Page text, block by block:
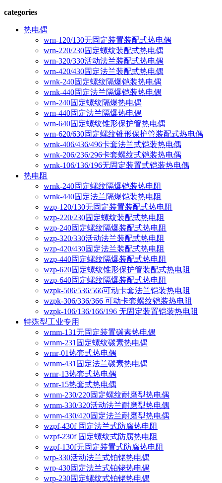
categories
热电偶
wrn-120/130无固定装置装配式热电偶
wrn-220/230固定螺纹装配式热电偶
wrn-320/330活动法兰装配式热电偶
wrn-420/430固定法兰装配式热电偶
wrnk-240固定螺纹隔爆铠装热电偶
wrnk-440固定法兰隔爆铠装热电偶
wrn-240固定螺纹隔爆热电偶
wrn-440固定法兰隔爆热电偶
wrn-640固定螺纹锥形保护管热电偶
wrn-620/630固定螺纹锥形保护管装配式热电偶
wrnk-406/436/496卡套法兰式铠装热电偶
wrnk-206/236/296卡套螺纹式铠装热电偶
wrnk-106/136/196无固定装置式铠装热电偶
热电阻
wrnk-240固定螺纹隔爆铠装热电阻
wrnk-440固定法兰隔爆铠装热电阻
wzp-120/130无固定装置装配式热电阻
wzp-220/230固定螺纹装配式热电阻
wzp-240固定螺纹隔爆装配式热电阻
wzp-320/330活动法兰装配式热电阻
wzp-420/430固定法兰装配式热电阻
wzp-440固定螺纹隔爆装配式热电阻
wzp-620固定螺纹锥形保护管装配式热电阻
wzp-640固定螺纹隔爆装配式热电阻
wzpk-506/536/566可动卡套法兰铠装热电阻
wzpk-306/336/366 可动卡套螺纹铠装热电阻
wzpk-106/136/166/196 无固定装置铠装热电阻
特殊型工业专用
wrnm-131无固定装置碳素热电偶
wrnm-231固定螺纹碳素热电偶
wrnr-01热套式热电偶
wrnm-431固定法兰碳素热电偶
wrnr-13热套式热电偶
wrnr-15热套式热电偶
wrnm-230/220固定螺纹耐磨型热电偶
wrnm-330/320活动法兰耐磨型热电偶
wrnm-430/420固定法兰耐磨型热电偶
wzpf-430f 固定法兰式防腐热电阻
wzpf-230f 固定螺纹式防腐热电阻
wzpf-130f无固定装置式防腐热电阻
wrp-330活动法兰式铂铑热电偶
wrp-430固定法兰式铂铑热电偶
wrp-230固定螺纹式铂铑热电偶